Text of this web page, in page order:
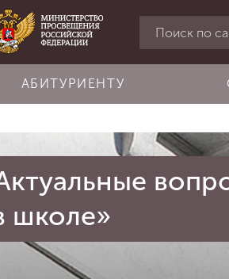
АБИТУРИЕНТУ
школе»